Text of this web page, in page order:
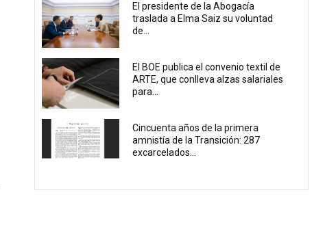
El presidente de la Abogacía
traslada a Elma Saiz su voluntad
de...
El BOE publica el convenio textil de
ARTE, que conlleva alzas salariales
para...
Cincuenta años de la primera
amnistía de la Transición: 287
excarcelados...